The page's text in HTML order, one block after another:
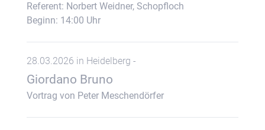
Referent: Norbert Weidner, Schopfloch
Beginn: 14:00 Uhr
28.03.2026 in Heidelberg -
Giordano Bruno
Vortrag von Peter Meschendörfer